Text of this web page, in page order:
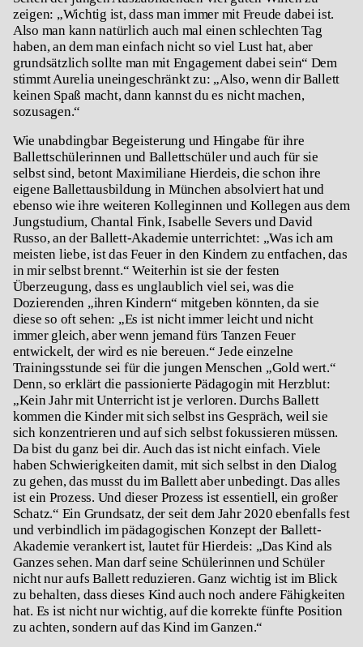
zeigen: „Wichtig ist, dass man immer mit Freude dabei ist.
Also man kann natürlich auch mal einen schlechten Tag
haben, an dem man einfach nicht so viel Lust hat, aber
grundsätzlich sollte man mit Engagement dabei sein“ Dem
stimmt Aurelia uneingeschränkt zu: „Also, wenn dir Ballett
keinen Spaß macht, dann kannst du es nicht machen,
sozusagen.“
Wie unabdingbar Begeisterung und Hingabe für ihre
Ballettschülerinnen und Ballettschüler und auch für sie
selbst sind, betont Maximiliane Hierdeis, die schon ihre
eigene Ballettausbildung in München absolviert hat und
ebenso wie ihre weiteren Kolleginnen und Kollegen aus dem
Jungstudium, Chantal Fink, Isabelle Severs und David
Russo, an der Ballett-Akademie unterrichtet: „Was ich am
meisten liebe, ist das Feuer in den Kindern zu entfachen, das
in mir selbst brennt.“ Weiterhin ist sie der festen
Überzeugung, dass es unglaublich viel sei, was die
Dozierenden „ihren Kindern“ mitgeben könnten, da sie
diese so oft sehen: „Es ist nicht immer leicht und nicht
immer gleich, aber wenn jemand fürs Tanzen Feuer
entwickelt, der wird es nie bereuen.“ Jede einzelne
Trainingsstunde sei für die jungen Menschen „Gold wert.“
Denn, so erklärt die passionierte Pädagogin mit Herzblut:
„Kein Jahr mit Unterricht ist je verloren. Durchs Ballett
kommen die Kinder mit sich selbst ins Gespräch, weil sie
sich konzentrieren und auf sich selbst fokussieren müssen.
Da bist du ganz bei dir. Auch das ist nicht einfach. Viele
haben Schwierigkeiten damit, mit sich selbst in den Dialog
zu gehen, das musst du im Ballett aber unbedingt. Das alles
ist ein Prozess. Und dieser Prozess ist essentiell, ein großer
Schatz.“ Ein Grundsatz, der seit dem Jahr 2020 ebenfalls fest
und verbindlich im pädagogischen Konzept der Ballett-
Akademie verankert ist, lautet für Hierdeis: „Das Kind als
Ganzes sehen. Man darf seine Schülerinnen und Schüler
nicht nur aufs Ballett reduzieren. Ganz wichtig ist im Blick
zu behalten, dass dieses Kind auch noch andere Fähigkeiten
hat. Es ist nicht nur wichtig, auf die korrekte fünfte Position
zu achten, sondern auf das Kind im Ganzen.“